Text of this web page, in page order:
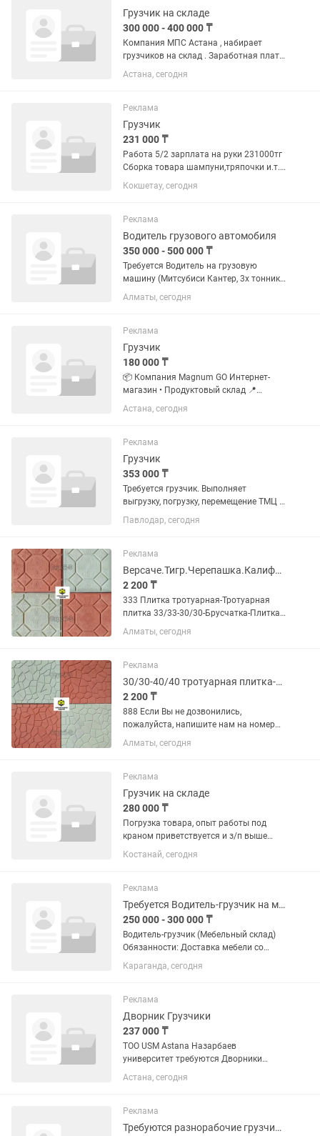
Грузчик на складе
300 000 - 400 000 ₸
Компания МПС Астана , набирает
грузчиков на склад . Заработная плата
300.000 -350.000 тг График работы 6/1
С 9:00 до 18:00 Готовы учиться ? Мы
на постоянное...
Астана, сегодня
Реклама
Грузчик
231 000 ₸
Работа 5/2 зарплата на руки 231000тг
Сборка товара шампуни,тряпочки и.т.д
Официальное трудоустройство
Кокшетау, сегодня
Реклама
Водитель грузового автомобиля
350 000 - 500 000 ₸
Требуется Водитель на грузовую
машину (Митсубиси Кантер, 3х тонник
бортовой). Рабочий день 8.30-18.00.
Выходной воскресенье. Без
Алматы, сегодня
Реклама
Грузчик
180 000 ₸
📦 Компания Magnum GO Интернет-
магазин • Продуктовый склад 📍
Вакансия: Грузчик Обязанности: •
Развозка товара по отделам •
Требования: • Мужчины от 18 лет •...
Астана, сегодня
Реклама
Грузчик
353 000 ₸
Требуется грузчик. Выполняет
выгрузку, погрузку, перемещение ТМЦ в
производственном цеху. График
работы: сменный (Д/Н/48; ДД/ВВ) Мы
трудоустройство, соц.пакет, развозку...
Павлодар, сегодня
Реклама
Версаче.Тигр.Черепашка.Калифорния. Плитка тротуарная. Брусчатка.
2 200 ₸
333 Плитка тротуарная-Тротуарная
плитка 33/33-30/30-Брусчатка-Плитка
тротуарная Если Вы не дозвонились,
пожалуйста, напишите нам, мы
Алматы, сегодня
Реклама
30/30-40/40 тротуарная плитка-Брусчатка
2 200 ₸
888 Если Вы не дозвонились,
пожалуйста, напишите нам на номер
Билайн, мы обязательно Вам ответим!
В наличии и на заказ! Тротуарная
пешеходную зону) от 2200т и выше....
Алматы, сегодня
Реклама
Грузчик на складе
280 000 ₸
Погрузка товара, опыт работы под
краном приветствуется и з/п выше
соответственно.
Костанай, сегодня
Реклама
Требуется Водитель-грузчик на мебельный склад
250 000 - 300 000 ₸
Водитель-грузчик (Мебельный склад)
Обязанности: Доставка мебели со
склада по адресам клиентов.
Качественная погрузка, разгрузка и
Помощь в складских...
Караганда, сегодня
Реклама
Дворник Грузчики
237 000 ₸
TOO USM Astana Назарбаев
университет требуются Дворники
девчат тоже рассматриваем Уборка
территории выход выходные дни
стабильность спецодежда страховка
на вас и вашу...
Астана, сегодня
Реклама
Требуются разнорабочие грузчики с проживанием